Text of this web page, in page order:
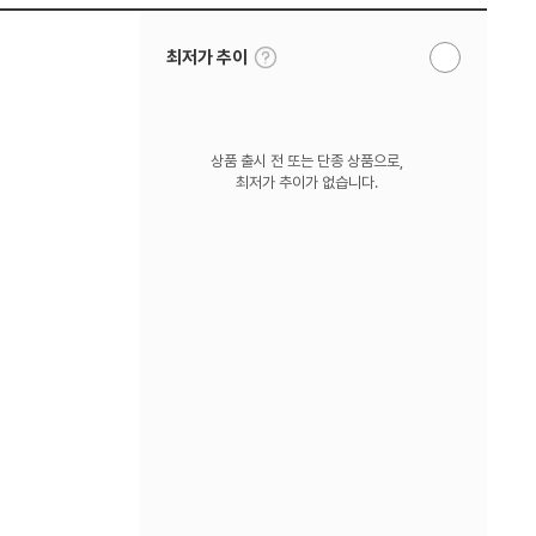
최저가 추이
툴
팁
알
상품 출시 전 또는 단종 상품으로,
최저가 추이가 없습니다.